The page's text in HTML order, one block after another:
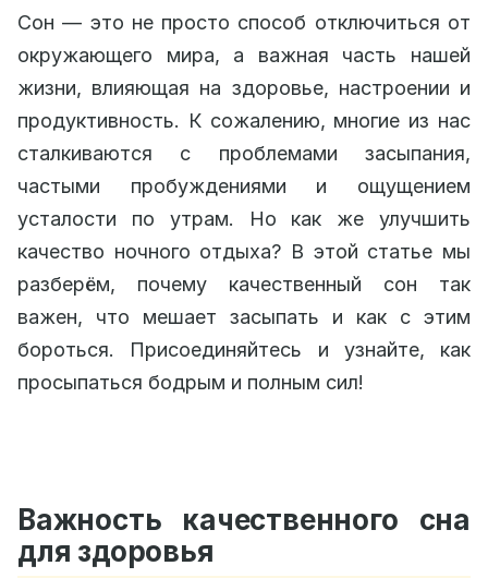
Сон — это не просто способ отключиться от
окружающего мира, а важная часть нашей
жизни, влияющая на здоровье, настроении и
продуктивность. К сожалению, многие из нас
сталкиваются с проблемами засыпания,
частыми пробуждениями и ощущением
усталости по утрам. Но как же улучшить
качество ночного отдыха? В этой статье мы
разберём, почему качественный сон так
важен, что мешает засыпать и как с этим
бороться. Присоединяйтесь и узнайте, как
просыпаться бодрым и полным сил!
Важность качественного сна
для здоровья